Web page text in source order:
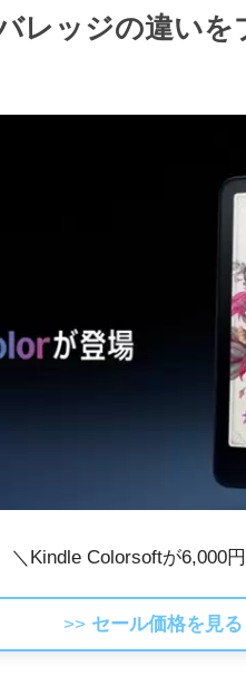
レッジの違いを
＼Kindle Colorsoftが6,000
>> セール価格を見る